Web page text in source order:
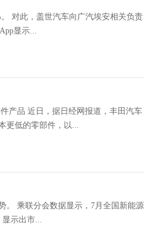
对此，盖世汽车向广汽埃安相关负责
显示...
产品 近日，据日经网报道，丰田汽车
更低的零部件，以...
。 乘联分会数据显示，7月全国新能源
显示出市...